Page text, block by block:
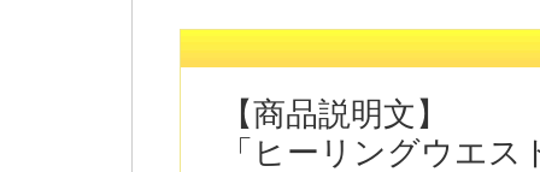
【商品説明文】
「ヒーリングウエ